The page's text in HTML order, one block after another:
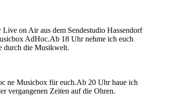
on Air aus dem Sendestudio Hassendorf
AdHoc.Ab 18 Uhr nehme ich euch
durch die Musikwelt.
ne Musicbox für euch.Ab 20 Uhr haue ich
vergangenen Zeiten auf die Ohren.